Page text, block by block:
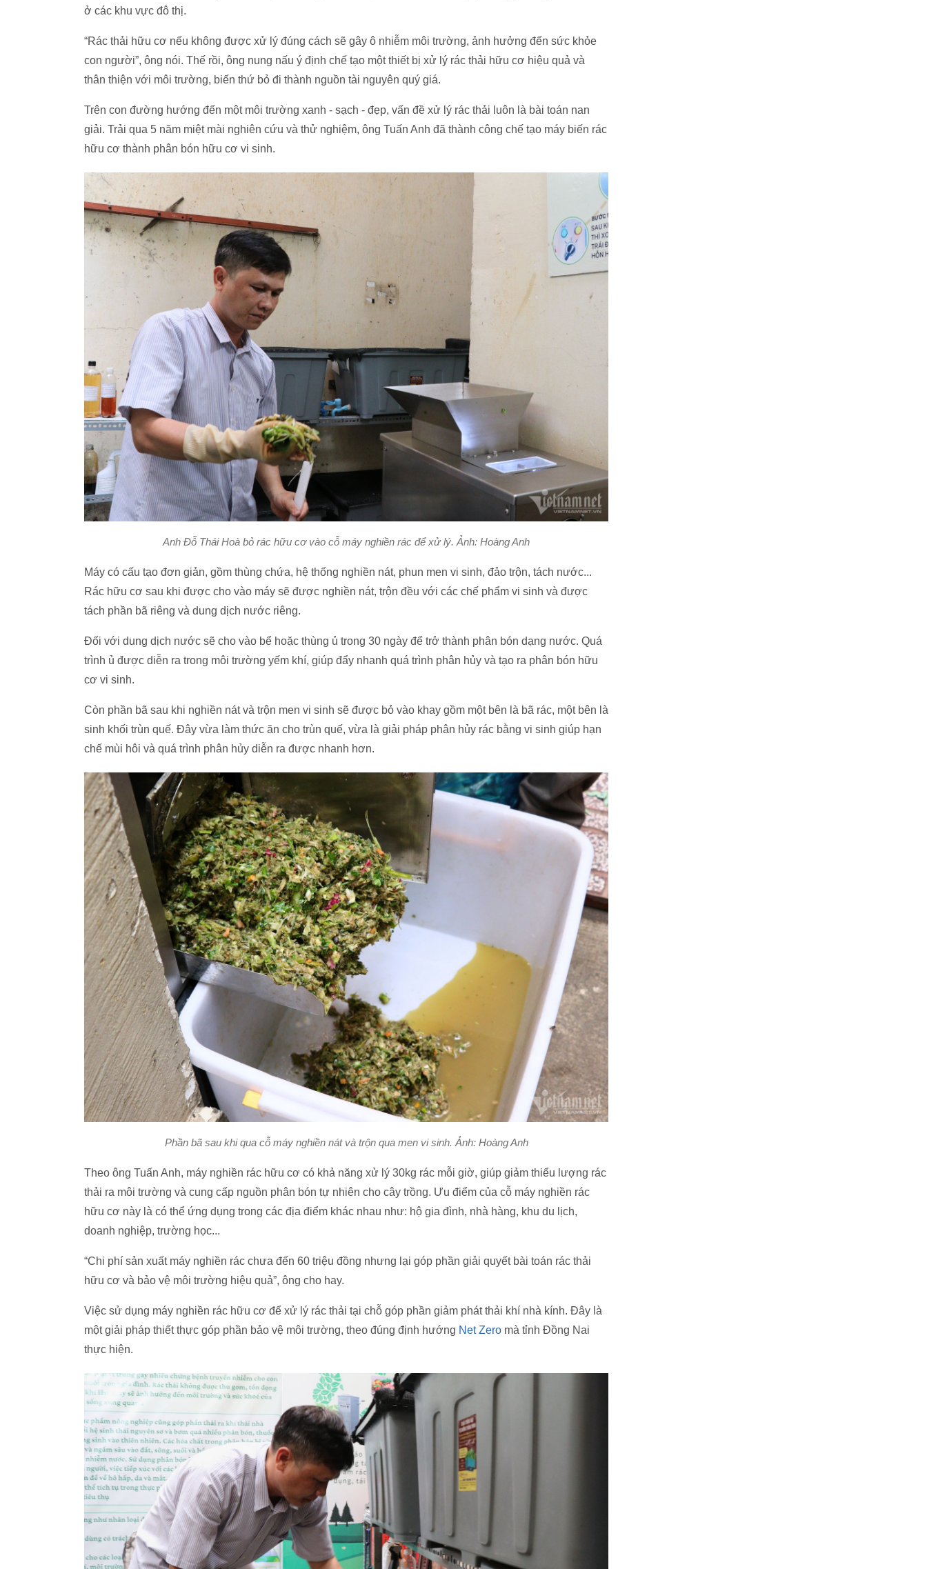
ở các khu vực đô thị.
“Rác thải hữu cơ nếu không được xử lý đúng cách sẽ gây ô nhiễm môi trường, ảnh hưởng đến sức khỏe
con người”, ông nói. Thế rồi, ông nung nấu ý định chế tạo một thiết bị xử lý rác thải hữu cơ hiệu quả và
thân thiện với môi trường, biến thứ bỏ đi thành nguồn tài nguyên quý giá.
Trên con đường hướng đến một môi trường xanh - sạch - đẹp, vấn đề xử lý rác thải luôn là bài toán nan
giải. Trải qua 5 năm miệt mài nghiên cứu và thử nghiệm, ông Tuấn Anh đã thành công chế tạo máy biến rác
hữu cơ thành phân bón hữu cơ vi sinh.
Anh Đỗ Thái Hoà bỏ rác hữu cơ vào cỗ máy nghiền rác để xử lý. Ảnh: Hoàng Anh
Máy có cấu tạo đơn giản, gồm thùng chứa, hệ thống nghiền nát, phun men vi sinh, đảo trộn, tách nước...
Rác hữu cơ sau khi được cho vào máy sẽ được nghiền nát, trộn đều với các chế phẩm vi sinh và được
tách phần bã riêng và dung dịch nước riêng.
Đối với dung dịch nước sẽ cho vào bể hoặc thùng ủ trong 30 ngày để trở thành phân bón dạng nước. Quá
trình ủ được diễn ra trong môi trường yếm khí, giúp đẩy nhanh quá trình phân hủy và tạo ra phân bón hữu
cơ vi sinh.
Còn phần bã sau khi nghiền nát và trộn men vi sinh sẽ được bỏ vào khay gồm một bên là bã rác, một bên là
sinh khối trùn quế. Đây vừa làm thức ăn cho trùn quế, vừa là giải pháp phân hủy rác bằng vi sinh giúp hạn
chế mùi hôi và quá trình phân hủy diễn ra được nhanh hơn.
Phần bã sau khi qua cỗ máy nghiền nát và trộn qua men vi sinh. Ảnh: Hoàng Anh
Theo ông Tuấn Anh, máy nghiền rác hữu cơ có khả năng xử lý 30kg rác mỗi giờ, giúp giảm thiểu lượng rác
thải ra môi trường và cung cấp nguồn phân bón tự nhiên cho cây trồng. Ưu điểm của cỗ máy nghiền rác
hữu cơ này là có thể ứng dụng trong các địa điểm khác nhau như: hộ gia đình, nhà hàng, khu du lịch,
doanh nghiệp, trường học...
“Chi phí sản xuất máy nghiền rác chưa đến 60 triệu đồng nhưng lại góp phần giải quyết bài toán rác thải
hữu cơ và bảo vệ môi trường hiệu quả”, ông cho hay.
Việc sử dụng máy nghiền rác hữu cơ để xử lý rác thải tại chỗ góp phần giảm phát thải khí nhà kính. Đây là
một giải pháp thiết thực góp phần bảo vệ môi trường, theo đúng định hướng Net Zero mà tỉnh Đồng Nai
thực hiện.